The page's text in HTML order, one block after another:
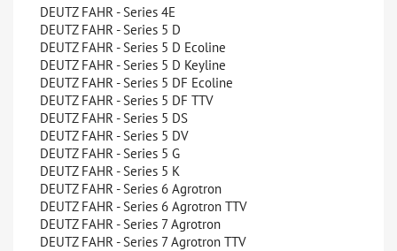
DEUTZ FAHR - Series 4E
DEUTZ FAHR - Series 5 D
DEUTZ FAHR - Series 5 D Ecoline
DEUTZ FAHR - Series 5 D Keyline
DEUTZ FAHR - Series 5 DF Ecoline
DEUTZ FAHR - Series 5 DF TTV
DEUTZ FAHR - Series 5 DS
DEUTZ FAHR - Series 5 DV
DEUTZ FAHR - Series 5 G
DEUTZ FAHR - Series 5 K
DEUTZ FAHR - Series 6 Agrotron
DEUTZ FAHR - Series 6 Agrotron TTV
DEUTZ FAHR - Series 7 Agrotron
DEUTZ FAHR - Series 7 Agrotron TTV